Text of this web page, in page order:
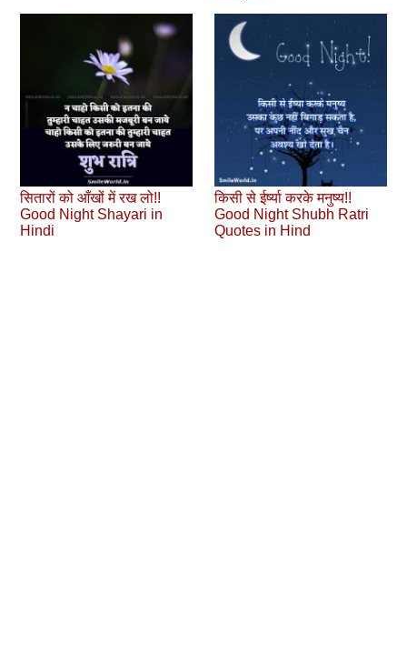
सितारों को आँखों में रख लो!!
Good Night Shayari in
Hindi
किसी से ईर्ष्या करके मनुष्य!!
Good Night Shubh Ratri
Quotes in Hind